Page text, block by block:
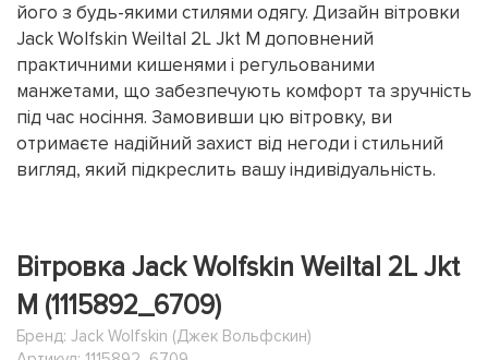
його з будь-якими стилями одягу. Дизайн вітровки
Jack Wolfskin Weiltal 2L Jkt M доповнений
практичними кишенями і регульованими
манжетами, що забезпечують комфорт та зручність
під час носіння. Замовивши цю вітровку, ви
отримаєте надійний захист від негоди і стильний
вигляд, який підкреслить вашу індивідуальність.
Вітровка Jack Wolfskin Weiltal 2L Jkt
M (1115892_6709)
Бренд: Jack Wolfskin (Джек Вольфскин)